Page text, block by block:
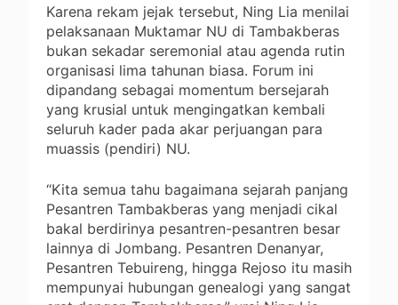
Karena rekam jejak tersebut, Ning Lia menilai
pelaksanaan Muktamar NU di Tambakberas
bukan sekadar seremonial atau agenda rutin
organisasi lima tahunan biasa. Forum ini
dipandang sebagai momentum bersejarah
yang krusial untuk mengingatkan kembali
seluruh kader pada akar perjuangan para
muassis (pendiri) NU.
“Kita semua tahu bagaimana sejarah panjang
Pesantren Tambakberas yang menjadi cikal
bakal berdirinya pesantren-pesantren besar
lainnya di Jombang. Pesantren Denanyar,
Pesantren Tebuireng, hingga Rejoso itu masih
mempunyai hubungan genealogi yang sangat